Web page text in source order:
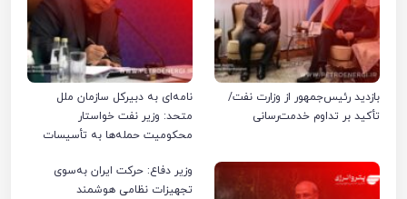
بازدید رئیس‌جمهور از وزارت نفت/
تأکید بر تداوم خدمت‌رسانی
نامه‌ای به دبیرکل سازمان ملل
متحد: وزیر نفت خواستار
محکومیت حمله‌ها به تأسیسات
وزیر دفاع: حرکت ایران به‌سوی
تجهیزات نظامی هوشمند